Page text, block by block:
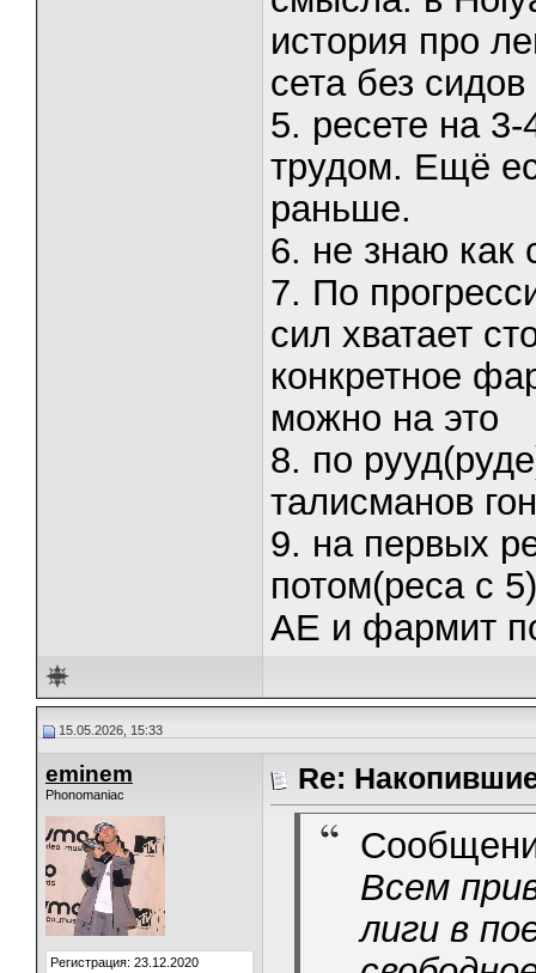
история про
сета без
5. ресете на
трудом. Ещё
раньше.
6. не знаю как
7. По
сил хватает
конкретное
можно на это
8. по
талисманов
9. на первых
потом(реса с
АЕ и фармит
15.05.2026, 15:33
eminem
Phonomaniac
Регистрация: 23.12.2020
Re:
Всем
лиги в